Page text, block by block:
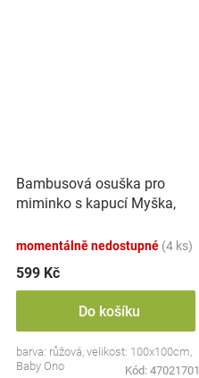
Bambusová osuška pro
miminko s kapucí Myška,
momentálně nedostupné (4 ks)
599 Kč
Do košíku
barva: růžová, velikost: 100x100cm,
Baby Ono
Kód: 47021701